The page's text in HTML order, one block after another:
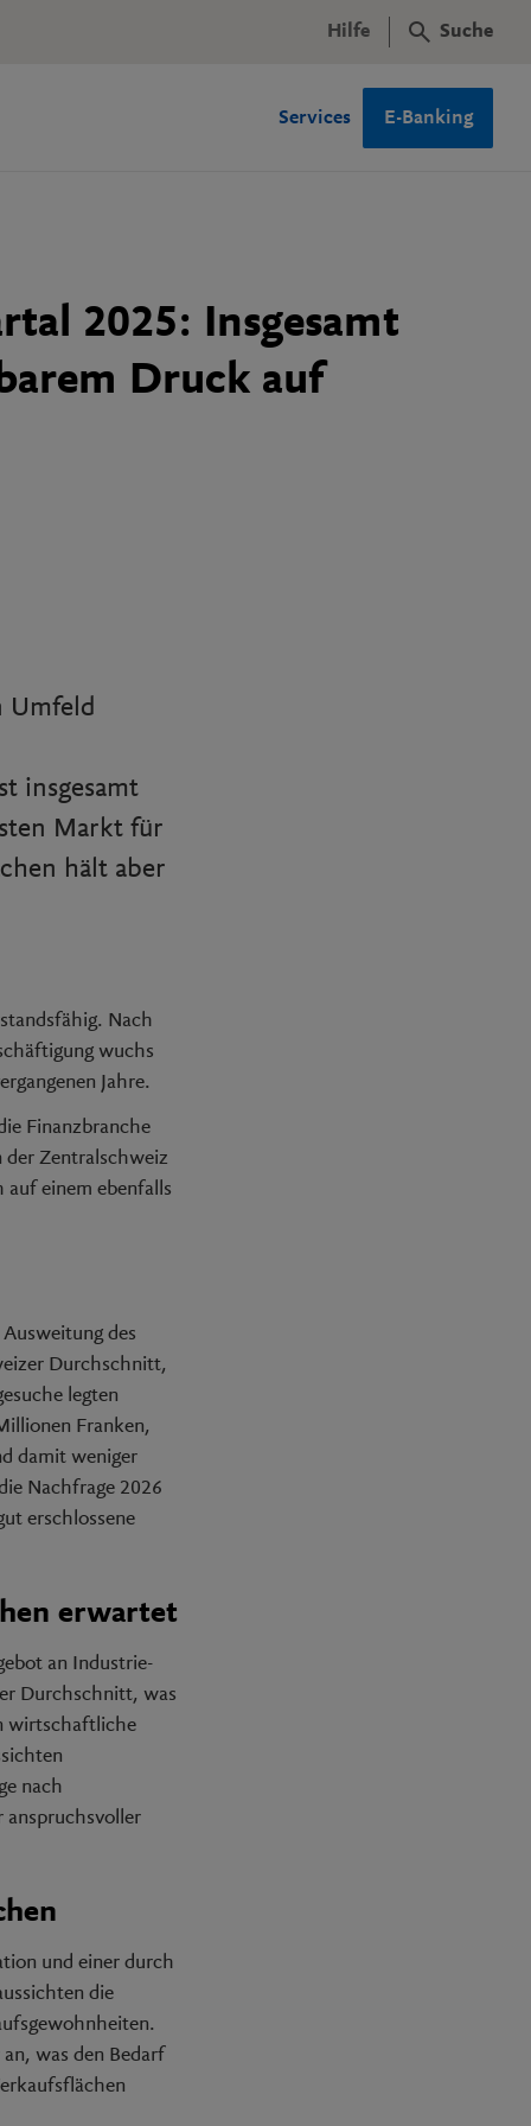
Hilfe Suche
Services E-Banking
2025: Insgesamt
Druck auf
Umfeld
insgesamt
Markt für
hält aber
Nach
wuchs
Jahre.
Finanzbranche
Zentralschweiz
einem ebenfalls
des
Durchschnitt,
legten
Franken,
damit weniger
Nachfrage 2026
erschlossene
erwartet
an Industrie-
Durchschnitt, was
wirtschaftliche
nach
anspruchsvoller
und einer durch
die
was den Bedarf